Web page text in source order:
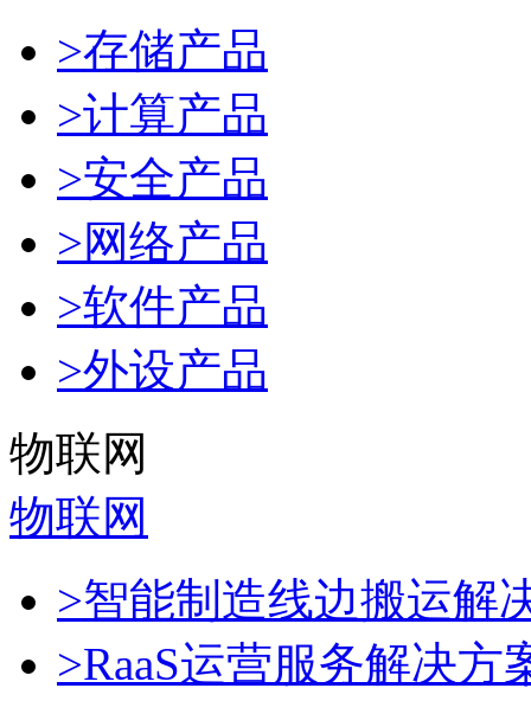
>存储产品
>计算产品
>安全产品
>网络产品
>软件产品
>外设产品
物联网
物联网
>智能制造线边搬运解
>RaaS运营服务解决方